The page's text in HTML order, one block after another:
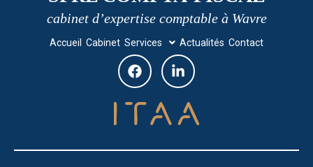
cabinet d’expertise comptable à Wavre
Accueil Cabinet Services Actualités Contact